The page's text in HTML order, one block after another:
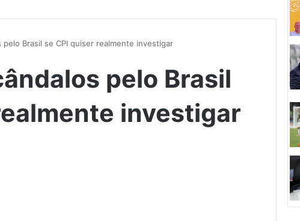
pelo Brasil se CPI quiser realmente investigar
pelo Brasil
investigar